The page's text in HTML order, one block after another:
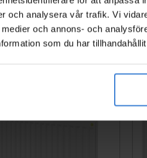
och analysera vår trafik. Vi
och annons- och
som du har
KR
Lägg till i